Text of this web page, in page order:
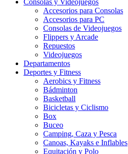
Consolas y Videojuegos
Accesorios para Consolas
Accesorios para PC
Consolas de Videojuegos
Flippers y Arcade
Repuestos
Videojuegos
Departamentos
Deportes y Fitness
Aerobics y Fitness
Bádminton
Basketball
Bicicletas y Ciclismo
Box
Buceo
Camping, Caza y Pesca
Canoas, Kayaks e Inflables
Equitación y Polo